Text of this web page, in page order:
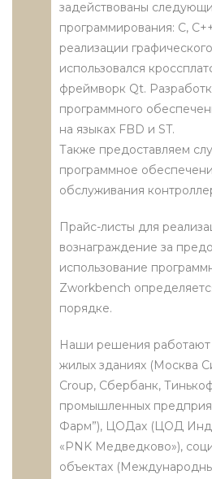
задействованы
программирования: C,
реализации
использовался
фреймворк Qt.
программного
на языках FBD и ST.
Также предоставляем
программное
обслуживания
Прайс-листы для
вознаграждение за
использование
Zworkbench
порядке.
Наши решения работают
жилых зданиях (Москва
Croup, Сбербанк,
промышленных
Фарм”), ЦОДах (ЦОД
«PNK Медведково»),
объектах